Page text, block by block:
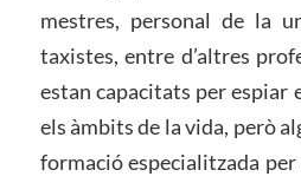
mestres, personal de la
taxistes, entre d’altres
estan capacitats per espiar
els àmbits de la vida, però
formació especialitzada